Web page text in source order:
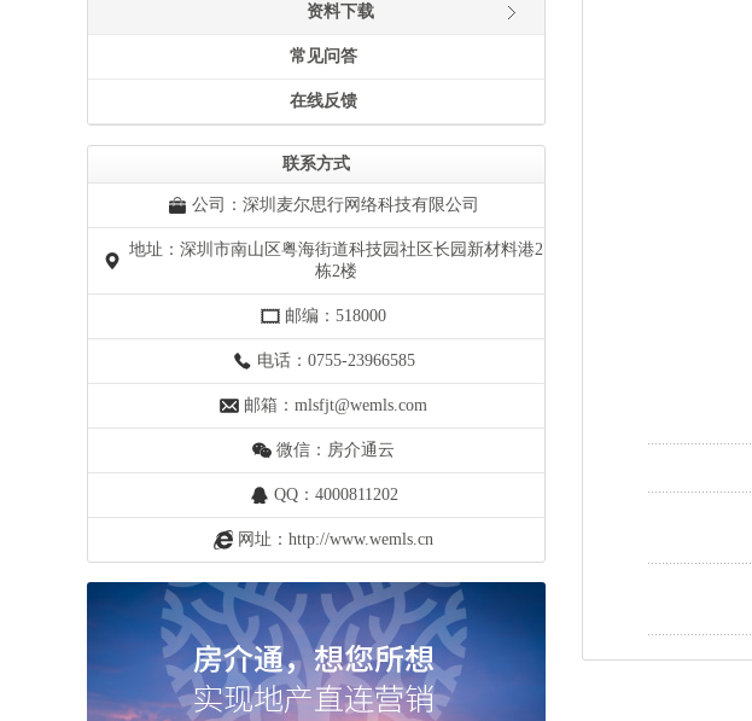
资料下载
常见问答
在线反馈
联系方式
公司：深圳麦尔思行网络科技有限公司
地址：深圳市南山区粤海街道科技园社区长园新材料港2
栋2楼
邮编：518000
电话：0755-23966585
邮箱：mlsfjt@wemls.com
微信：房介通云
QQ：4000811202
网址：http://www.wemls.cn